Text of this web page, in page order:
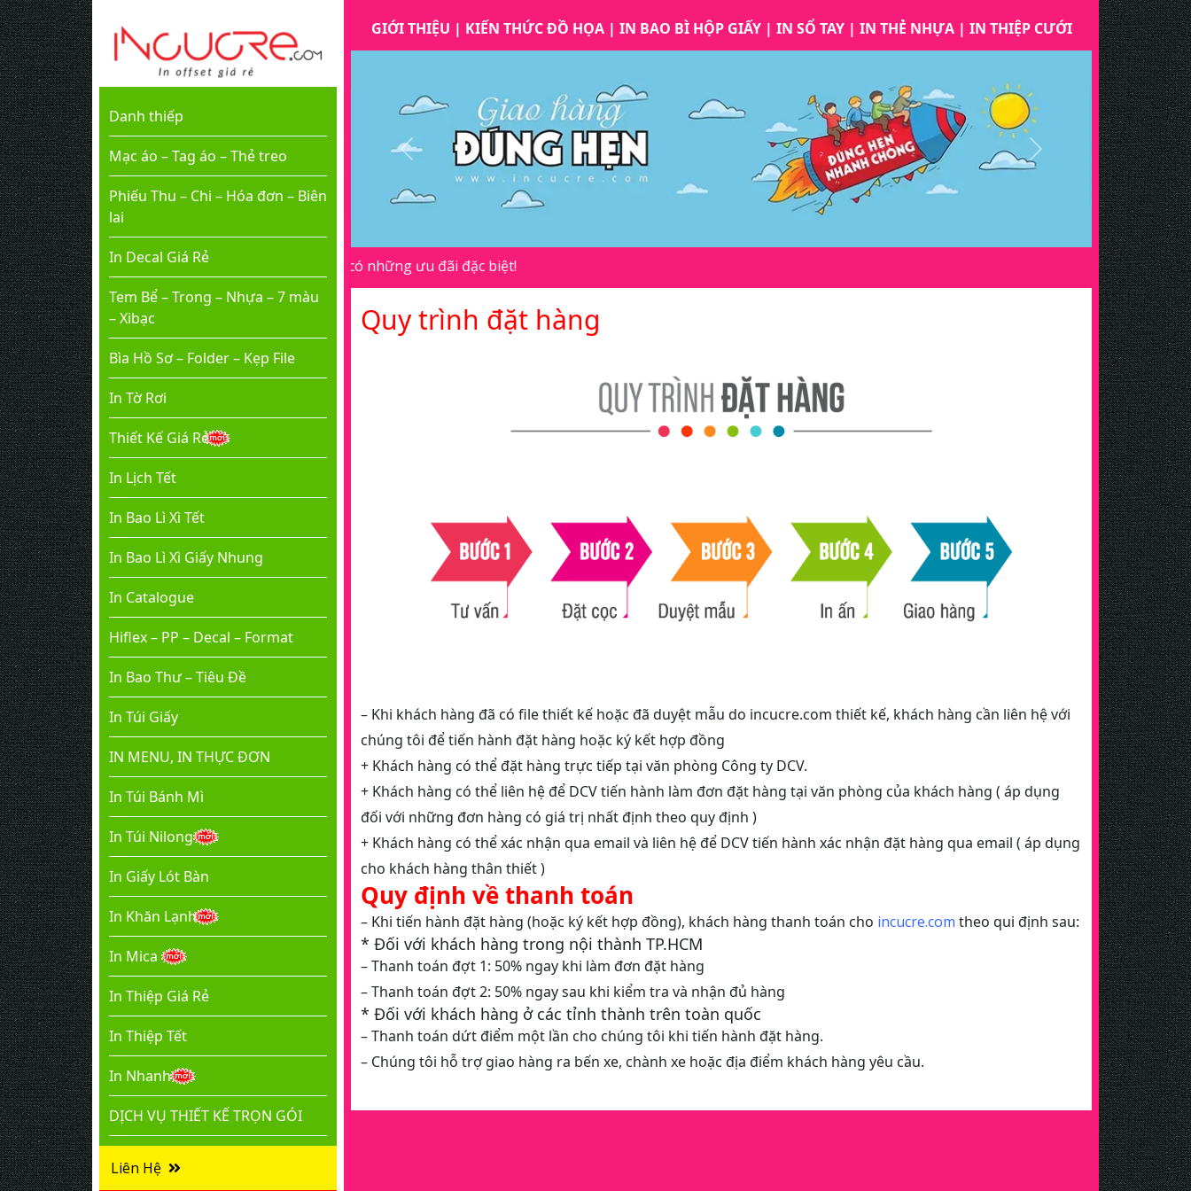
Danh thiếp
Mạc áo – Tag áo – Thẻ treo
Phiếu Thu – Chi – Hóa đơn – Biên
lai
In Decal Giá Rẻ
Tem Bể – Trong – Nhựa – 7 màu
– Xibạc
Bìa Hồ Sơ – Folder – Kẹp File
In Tờ Rơi
Thiết Kế Giá Rẻ
In Lịch Tết
In Bao Lì Xì Tết
In Bao Lì Xì Giấy Nhung
In Catalogue
Hiflex – PP – Decal – Format
In Bao Thư – Tiêu Đề
In Túi Giấy
IN MENU, IN THỰC ĐƠN
In Túi Bánh Mì
In Túi Nilong
In Giấy Lót Bàn
In Khăn Lạnh
In Mica
In Thiệp Giá Rẻ
In Thiệp Tết
In Nhanh
DỊCH VỤ THIẾT KẾ TRỌN GÓI
Liên Hệ
GIỚI THIỆU | KIẾN THỨC ĐỒ HỌA| IN BAO BÌ HỘP GIẤY| IN SỔ TAY| IN THẺ NHỰA| IN THIỆP CƯỚI
Previous Next
ấn, vui lòng thông báo cho chúng tôi biết để có những ưu đãi đặc biệt!
Quy trình đặt hàng
– Khi khách hàng đã có file thiết kế hoặc đã duyệt mẫu do incucre.com thiết kế, khách hàng cần liên hệ với
chúng tôi để tiến hành đặt hàng hoặc ký kết hợp đồng
+ Khách hàng có thể đặt hàng trực tiếp tại văn phòng Công ty DCV.
+ Khách hàng có thể liên hệ để DCV tiến hành làm đơn đặt hàng tại văn phòng của khách hàng ( áp dụng
đối với những đơn hàng có giá trị nhất định theo quy định )
+ Khách hàng có thể xác nhận qua email và liên hệ để DCV tiến hành xác nhận đặt hàng qua email ( áp dụng
cho khách hàng thân thiết )
Quy định về thanh toán
– Khi tiến hành đặt hàng (hoặc ký kết hợp đồng), khách hàng thanh toán cho incucre.com theo qui định sau:
* Đối với khách hàng trong nội thành TP.HCM
– Thanh toán đợt 1: 50% ngay khi làm đơn đặt hàng
– Thanh toán đợt 2: 50% ngay sau khi kiểm tra và nhận đủ hàng
* Đối với khách hàng ở các tỉnh thành trên toàn quốc
– Thanh toán dứt điểm một lần cho chúng tôi khi tiến hành đặt hàng.
– Chúng tôi hỗ trợ giao hàng ra bến xe, chành xe hoặc địa điểm khách hàng yêu cầu.